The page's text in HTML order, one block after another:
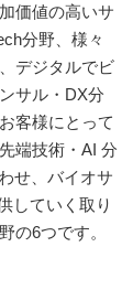
価値の高いサ
分野、様々
デジタルでビ
サル・DX分
客様にとって
端技術・AI 分
せ、バイオサ
していく取り
の6つです。